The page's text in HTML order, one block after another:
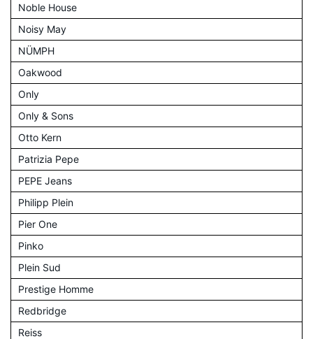
Noble House
Noisy May
NÜMPH
Oakwood
Only
Only & Sons
Otto Kern
Patrizia Pepe
PEPE Jeans
Philipp Plein
Pier One
Pinko
Plein Sud
Prestige Homme
Redbridge
Reiss